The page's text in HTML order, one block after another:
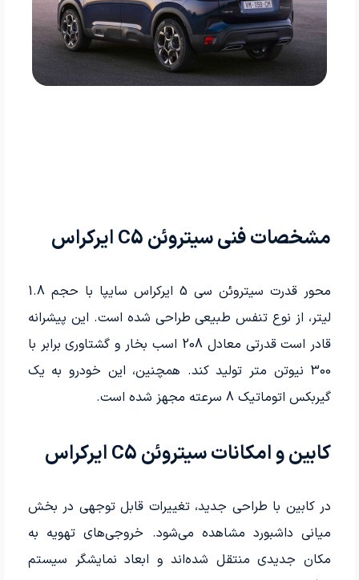
مشخصات فنی سیتروئن C5 ایرکراس
محور قدرت سیتروئن سی 5 ایرکراس سایپا با حجم 1.8
لیتر، از نوع تنفس طبیعی طراحی شده است. این پیشرانه
قادر است قدرتی معادل 208 اسب بخار و گشتاوری برابر با
300 نیوتن متر تولید کند. همچنین، این خودرو به یک
گیربکس اتوماتیک 8 سرعته مجهز شده است.
کابین و امکانات سیتروئن C5 ایرکراس
در کابین با طراحی جدید، تغییرات قابل توجهی در بخش
میانی داشبورد مشاهده می‌شود. خروجی‌های تهویه به
مکان جدیدی منتقل شده‌اند و ابعاد نمایشگر سیستم